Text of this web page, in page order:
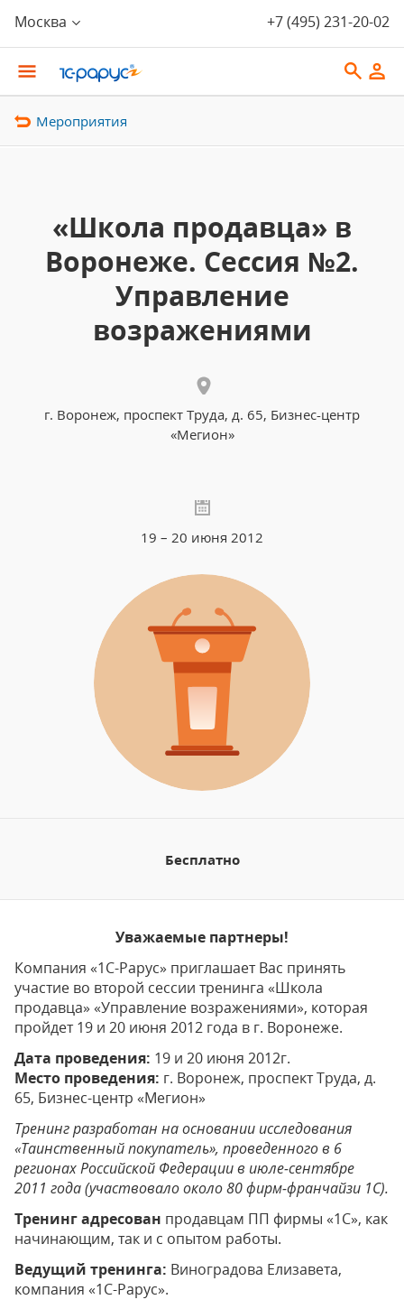
Москва +7 (495) 231-20-02
Мероприятия
«Школа продавца» в
Воронеже. Сессия №2.
Управление
возражениями
г. Воронеж, проспект Труда, д. 65, Бизнес-центр
«Мегион»
19 – 20 июня 2012
Бесплатно
Уважаемые партнеры!
Компания «1С-Рарус» приглашает Вас принять
участие во второй сессии тренинга «Школа
продавца» «Управление возражениями», которая
пройдет 19 и 20 июня 2012 года в г. Воронеже.
Дата проведения: 19 и 20 июня 2012г.
Место проведения: г. Воронеж, проспект Труда, д.
65, Бизнес-центр «Мегион»
Тренинг разработан на основании исследования
«Таинственный покупатель», проведенного в 6
регионах Российской Федерации в июле-сентябре
2011 года (участвовало около 80 фирм-франчайзи 1С).
Тренинг адресован продавцам ПП фирмы «1С», как
начинающим, так и с опытом работы.
Ведущий тренинга: Виноградова Елизавета,
компания «1С-Рарус».